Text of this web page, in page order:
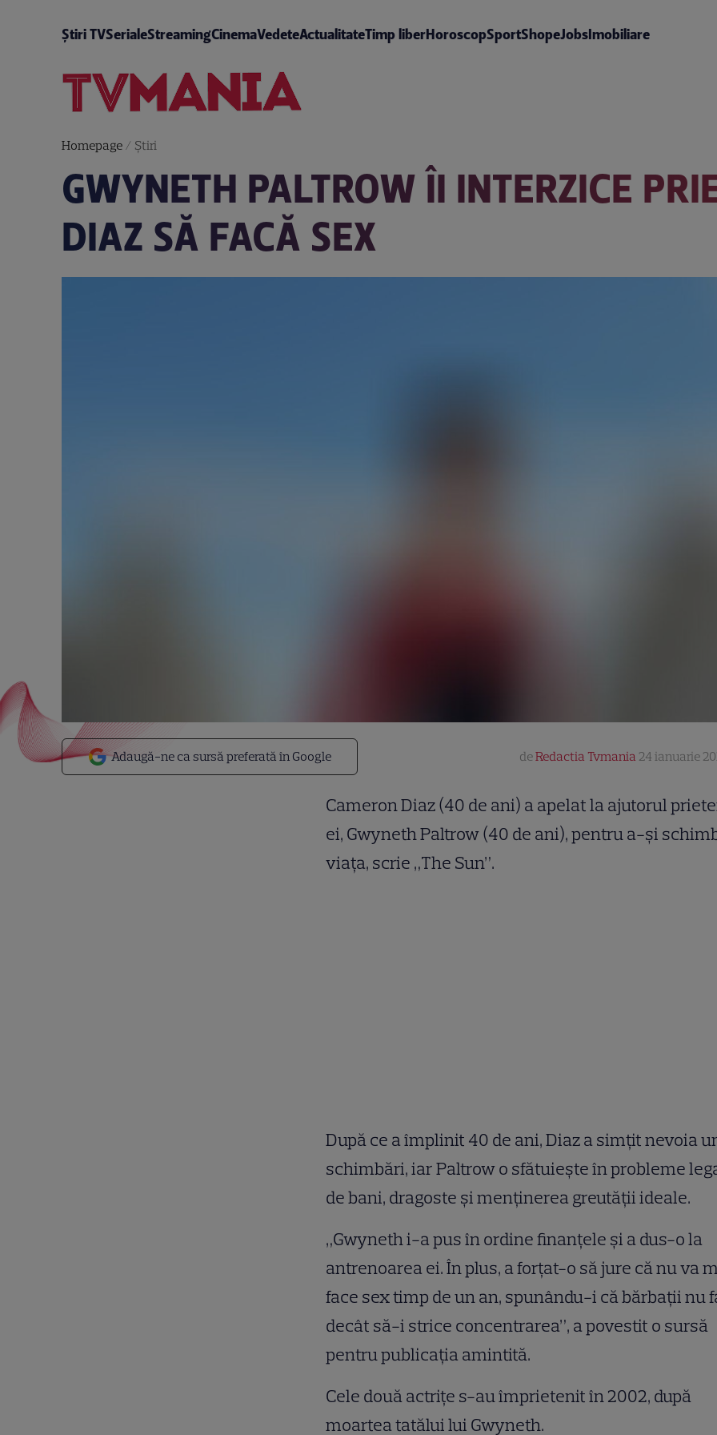
Știri TVSerialeStreamingCinemaVedeteActualitateTimp liberHoroscopSportShopeJobsImobiliare
Homepage/ Știri
GWYNETH PALTROW ÎI INTERZICE
DIAZ SĂ FACĂ SEX
Adaugă-ne ca sursă preferată în Google deRedactia Tvmania 24 ianuarie
Cameron Diaz (40 de ani) a apelat la ajutorul
ei, Gwyneth Paltrow (40 de ani), pentru a-şi
viaţa, scrie „The Sun”.
După ce a împlinit 40 de ani, Diaz a simţit nevoia
schimbări, iar Paltrow o sfătuieşte în probleme
de bani, dragoste şi menţinerea greutăţii ideale.
„Gwyneth i-a pus în ordine finanţele şi a dus-o la
antrenoarea ei. În plus, a forţat-o să jure că nu va
face sex timp de un an, spunându-i că bărbaţii nu
decât să-i strice concentrarea”, a povestit o sursă
pentru publicaţia amintită.
Cele două actriţe s-au împrietenit în 2002, după
moartea tatălui lui Gwyneth.